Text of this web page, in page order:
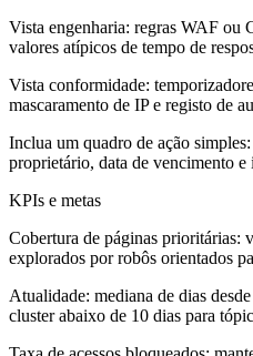
Vista engenharia: regras WAF ou
valores atípicos de tempo de
Vista conformidade:
mascaramento de IP e registo de
Inclua um quadro de ação
proprietário, data de vencimento e
KPIs e metas
Cobertura de páginas prioritárias:
explorados por robôs orientados
Atualidade: mediana de dias
cluster abaixo de 10 dias para